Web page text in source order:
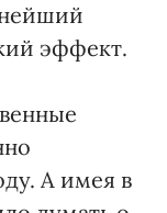
эффект.
А имея в